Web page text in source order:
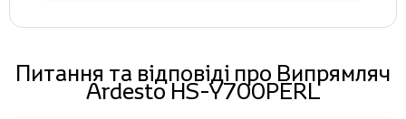
Питання та відповіді про Випрямляч
Ardesto HS-Y700PERL